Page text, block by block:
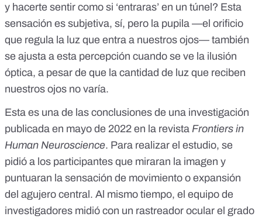
y hacerte sentir como si ‘entraras’ en un túnel? Esta
sensación es subjetiva, sí, pero la pupila —el orificio
que regula la luz que entra a nuestros ojos— también
se ajusta a esta percepción cuando se ve la ilusión
óptica, a pesar de que la cantidad de luz que reciben
nuestros ojos no varía.
Esta es una de las conclusiones de una investigación
publicada en mayo de 2022 en la revista Frontiers in
Human Neuroscience. Para realizar el estudio, se
pidió a los participantes que miraran la imagen y
puntuaran la sensación de movimiento o expansión
del agujero central. Al mismo tiempo, el equipo de
investigadores midió con un rastreador ocular el grado